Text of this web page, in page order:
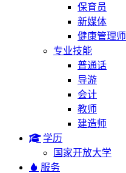
保育员
新媒体
健康管理师
专业技能
普通话
导游
会计
教师
建造师
学历
国家开放大学
服务